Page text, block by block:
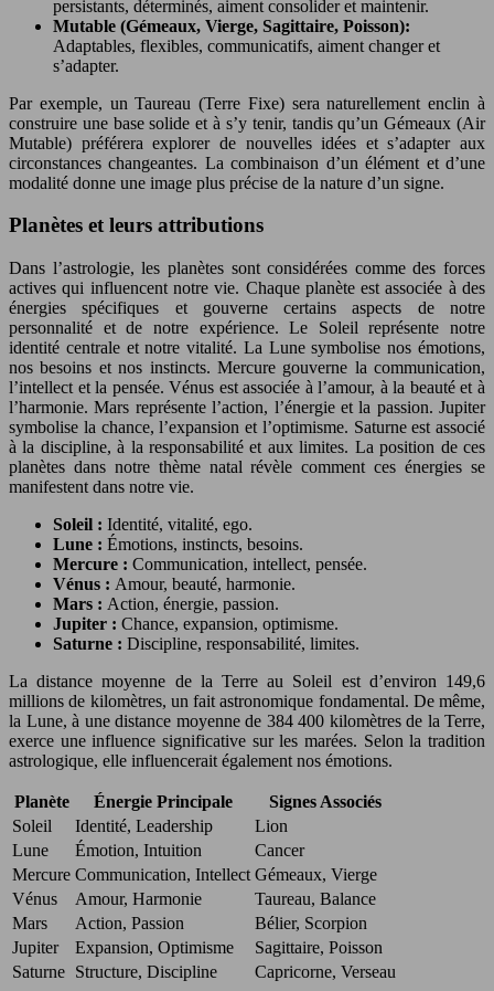
persistants, déterminés, aiment consolider et maintenir.
Mutable (Gémeaux, Vierge, Sagittaire, Poisson):
Adaptables, flexibles, communicatifs, aiment changer et
s’adapter.
Par exemple, un Taureau (Terre Fixe) sera naturellement enclin à
construire une base solide et à s’y tenir, tandis qu’un Gémeaux (Air
Mutable) préférera explorer de nouvelles idées et s’adapter aux
circonstances changeantes. La combinaison d’un élément et d’une
modalité donne une image plus précise de la nature d’un signe.
Planètes et leurs attributions
Dans l’astrologie, les planètes sont considérées comme des forces
actives qui influencent notre vie. Chaque planète est associée à des
énergies spécifiques et gouverne certains aspects de notre
personnalité et de notre expérience. Le Soleil représente notre
identité centrale et notre vitalité. La Lune symbolise nos émotions,
nos besoins et nos instincts. Mercure gouverne la communication,
l’intellect et la pensée. Vénus est associée à l’amour, à la beauté et à
l’harmonie. Mars représente l’action, l’énergie et la passion. Jupiter
symbolise la chance, l’expansion et l’optimisme. Saturne est associé
à la discipline, à la responsabilité et aux limites. La position de ces
planètes dans notre thème natal révèle comment ces énergies se
manifestent dans notre vie.
Soleil : Identité, vitalité, ego.
Lune : Émotions, instincts, besoins.
Mercure : Communication, intellect, pensée.
Vénus : Amour, beauté, harmonie.
Mars : Action, énergie, passion.
Jupiter : Chance, expansion, optimisme.
Saturne : Discipline, responsabilité, limites.
La distance moyenne de la Terre au Soleil est d’environ 149,6
millions de kilomètres, un fait astronomique fondamental. De même,
la Lune, à une distance moyenne de 384 400 kilomètres de la Terre,
exerce une influence significative sur les marées. Selon la tradition
astrologique, elle influencerait également nos émotions.
Planète Énergie Principale
Signes Associés
Soleil
Identité, Leadership
Lion
Lune
Émotion, Intuition
Cancer
Mercure Communication, Intellect Gémeaux, Vierge
Vénus
Amour, Harmonie
Taureau, Balance
Mars
Action, Passion
Bélier, Scorpion
Jupiter
Expansion, Optimisme
Sagittaire, Poisson
Saturne Structure, Discipline Capricorne, Verseau